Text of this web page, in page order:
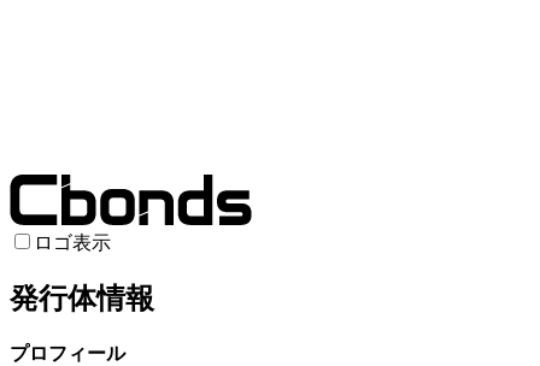
ロゴ表示
発行体情報
プロフィール